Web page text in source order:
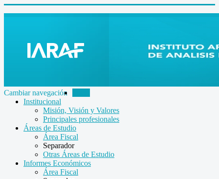
Cambiar navegación
Institucional
Misión, Visión y Valores
Principales profesionales
Áreas de Estudio
Área Fiscal
Separador
Otras Áreas de Estudio
Informes Económicos
Área Fiscal